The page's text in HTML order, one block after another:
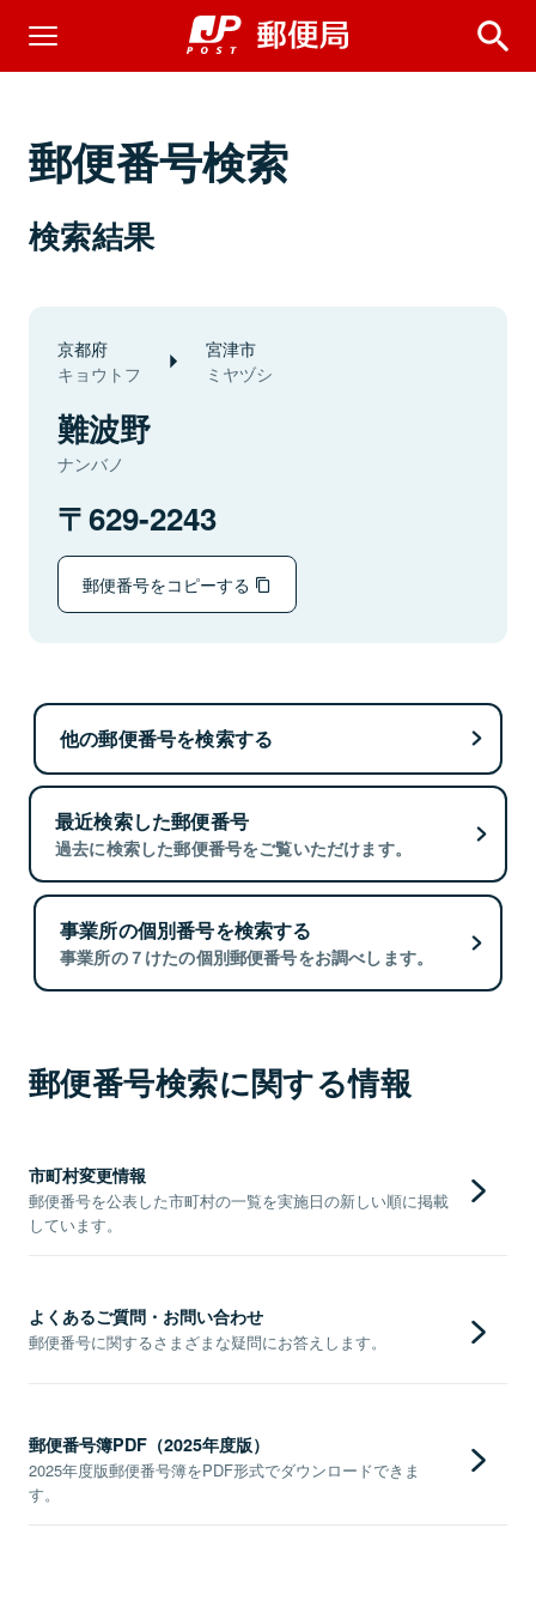
郵便番号検索
検索結果
京都府
キョウトフ
宮津市
ミヤヅシ
難波野
ナンバノ
629-2243
郵便番号をコピーする
他の郵便番号を検索する
最近検索した郵便番号
過去に検索した郵便番号をご覧いただけます。
事業所の個別番号を検索する
事業所の７けたの個別郵便番号をお調べします。
郵便番号検索に関する情報
市町村変更情報
郵便番号を公表した市町村の一覧を実施日の新しい順に掲載
しています。
よくあるご質問・お問い合わせ
郵便番号に関するさまざまな疑問にお答えします。
郵便番号簿PDF（2025年度版）
2025年度版郵便番号簿をPDF形式でダウンロードできま
す。